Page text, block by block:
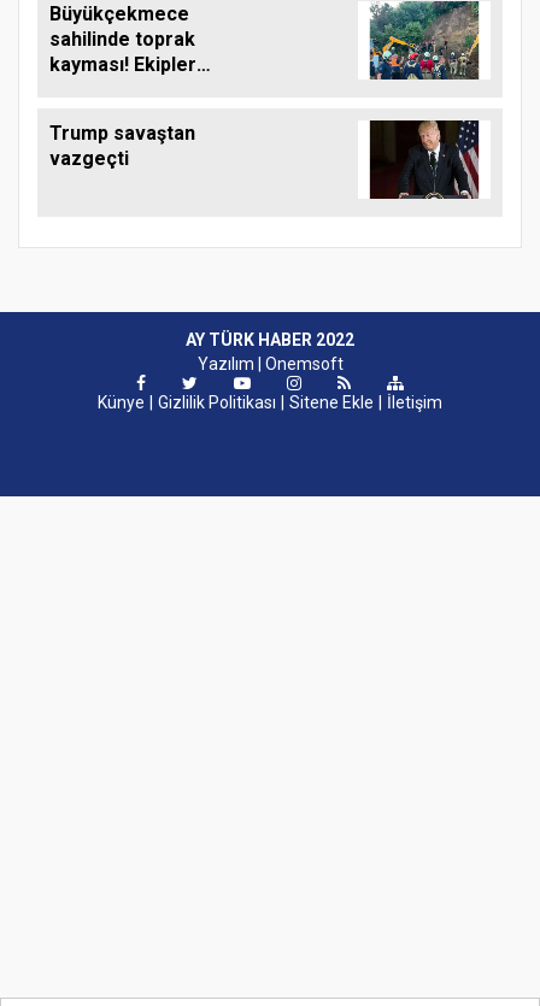
Büyükçekmece
sahilinde toprak
kayması! Ekipler
Trump savaştan
vazgeçti
AY TÜRK HABER 2022
Yazılım | Onemsoft
Künye
Gizlilik Politikası Sitene Ekle İletişim